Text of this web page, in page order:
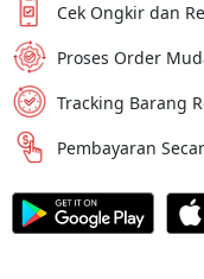
Cek Ongkir dan
Proses Order
Tracking Barang
Pembayaran